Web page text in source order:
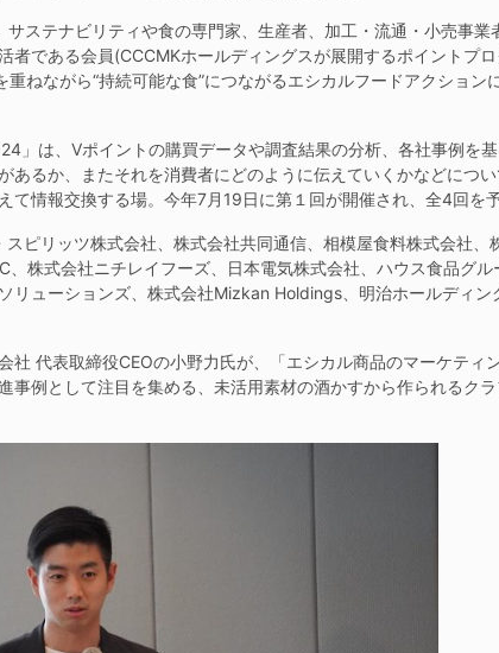
ステナビリティや食の専門家、生産者、加工・流通・小売事業
者である会員(CCCMKホールディングスが展開するポイントプ
ねながら“持続可能な食”につながるエシカルフードアクション
」は、Vポイントの購買データや調査結果の分析、各社事例を
あるか、またそれを消費者にどのように伝えていくかなどについ
て情報交換する場。今年7月19日に第１回が開催され、全4回を予
ピリッツ株式会社、株式会社共同通信、相模屋食料株式会社、
株式会社ニチレイフーズ、日本電気株式会社、ハウス食品グル
リューションズ、株式会社Mizkan Holdings、明治ホールディン
代表取締役CEOの小野力氏が、「エシカル商品のマーケティン
事例として注目を集める、未活用素材の酒かすから作られるク